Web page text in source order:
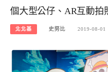
個大型公仔、AR互動拍
北北基 史努比 2019-08-01